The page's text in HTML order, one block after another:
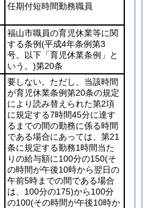
任期付短時間勤務職員
福山市職員の育児休業等に関
する条例(平成4年条例第3
号。以下「育児休業条例」と
いう。)第20条
要しない。ただし、当該時間
が育児休業条例第20条の規定
により読み替えられた第2項
に規定する7時間45分に達す
るまでの間の勤務に係る時間
である場合にあっては、第21
条に規定する勤務1時間当た
りの給与額に100分の150(そ
の時間が午後10時から翌日の
午前5時までの間である場合
は、100分の175)から100分
の100(その時間が午後10時か